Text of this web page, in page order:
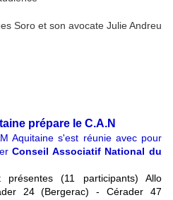
Soro et son avocate Julie Andreu
prépare le C.A.N
Aquitaine s'est réunie avec pour
Conseil Associatif National du
présentes (11 participants) Allo
24 (Bergerac) - Cérader 47